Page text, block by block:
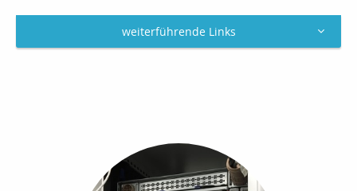
weiterführende Links